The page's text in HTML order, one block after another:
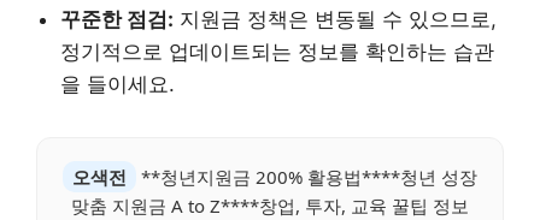
꾸준한 점검: 지원금 정책은 변동될 수 있으므로,
정기적으로 업데이트되는 정보를 확인하는 습관
을 들이세요.
오색전
**청년지원금 200% 활용법****청년 성장
맞춤 지원금 A to Z****창업, 투자, 교육 꿀팁 정보